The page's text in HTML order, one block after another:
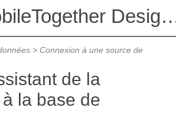
Altova
> Connexion à une source de
de la
la base de